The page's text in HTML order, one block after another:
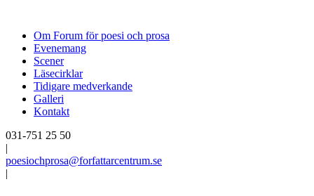
Om Forum för poesi och prosa
Evenemang
Scener
Läsecirklar
Tidigare medverkande
Galleri
Kontakt
031-751 25 50
|
poesiochprosa@forfattarcentrum.se
|